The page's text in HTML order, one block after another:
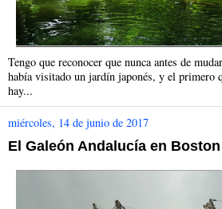
Tengo que reconocer que nunca antes de
había visitado un jardín japonés, y el primero
hay...
miércoles, 14 de junio de 2017
El Galeón Andalucía en Boston